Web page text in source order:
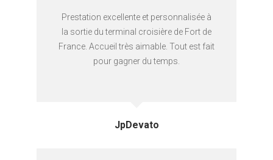
Prestation excellente et personnalisée à
la sortie du terminal croisière de Fort de
France. Accueil très aimable. Tout est fait
pour gagner du temps.
JpDevato